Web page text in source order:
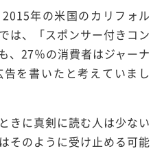
年の米国のカリフォル
は、「スポンサー付きコン
、27％の消費者はジャーナ
を書いたと考えていまし
きに真剣に読む人は少ない
そのように受け止める可能